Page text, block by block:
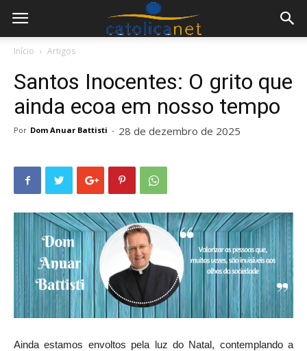
Início Artigos
Santos Inocentes: O grito que
ainda ecoa em nosso tempo
Por Dom Anuar Battisti - 28 de dezembro de 2025
Ainda estamos envoltos pela luz do Natal, contemplando a